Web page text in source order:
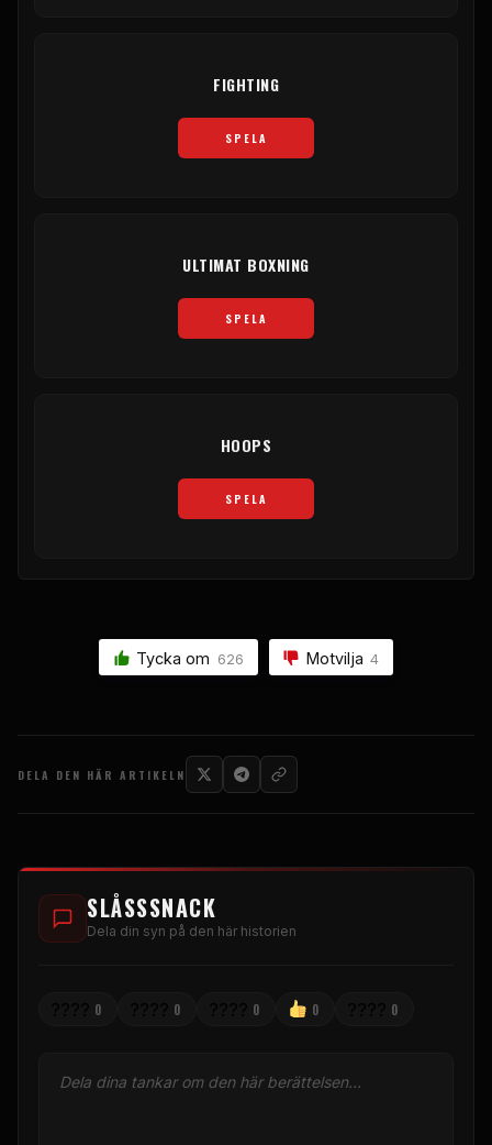
FIGHTING
SPELA
ULTIMAT BOXNING
SPELA
HOOPS
SPELA
Tycka om 626 Motvilja 4
DELA DEN HÄR ARTIKELN
SLÅSSSNACK
Dela din syn på den här historien
0 0 0 0 0